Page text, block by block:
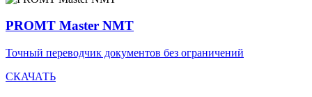
PROMT Master NMT
Точный переводчик документов без ограничений
СКАЧАТЬ